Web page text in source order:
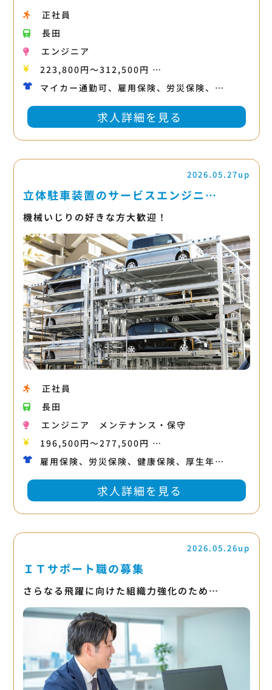
正社員
長田
エンジニア
223,800円〜312,500円 …
マイカー通勤可、雇用保険、労災保険、…
求人詳細を見る
2026.05.27up
立体駐車装置のサービスエンジニ…
機械いじりの好きな方大歓迎！
正社員
長田
エンジニア
メンテナンス・保守
196,500円〜277,500円 …
雇用保険、労災保険、健康保険、厚生年…
求人詳細を見る
2026.05.26up
ＩＴサポート職の募集
さらなる飛躍に向けた組織力強化のため…